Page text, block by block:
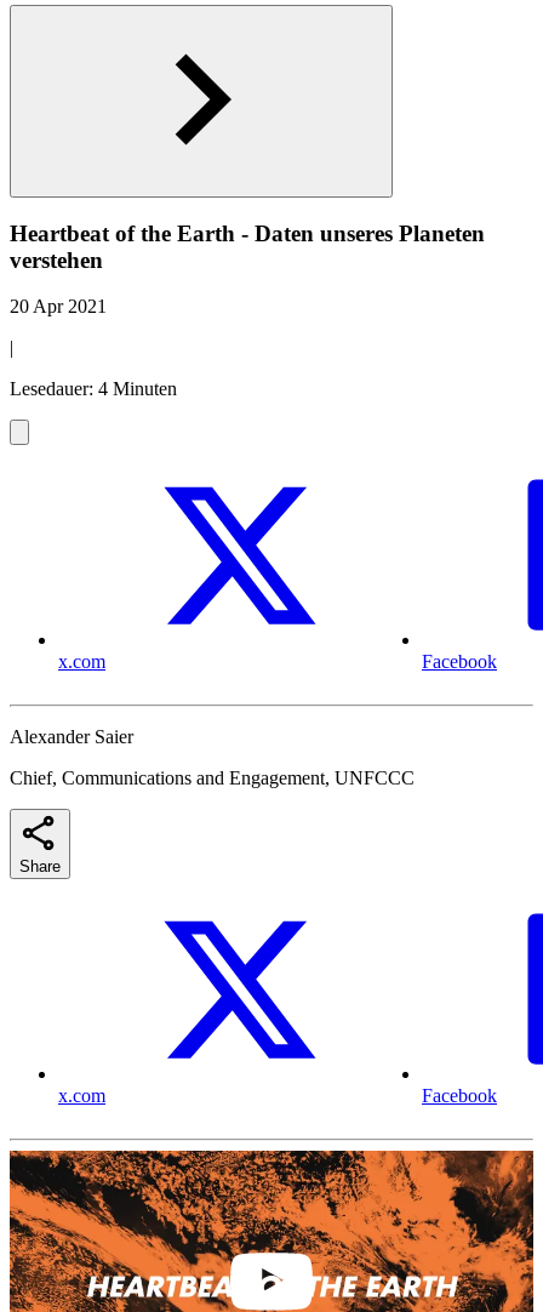
Heartbeat of the Earth - Daten unseres Planeten
verstehen
20 Apr 2021
|
Lesedauer: 4 Minuten
x.com Facebook
Alexander Saier
Chief, Communications and Engagement, UNFCCC
Share
x.com Facebook